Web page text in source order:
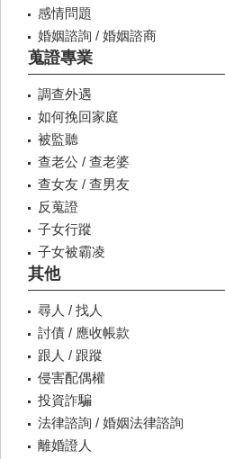
感情問題
婚姻諮詢 / 婚姻諮商
蒐證專業
調查外遇
如何挽回家庭
被監聽
查老公 / 查老婆
查女友 / 查男友
反蒐證
子女行蹤
子女被霸凌
其他
尋人 / 找人
討債 / 應收帳款
跟人 / 跟蹤
侵害配偶權
投資詐騙
法律諮詢 / 婚姻法律諮詢
離婚證人